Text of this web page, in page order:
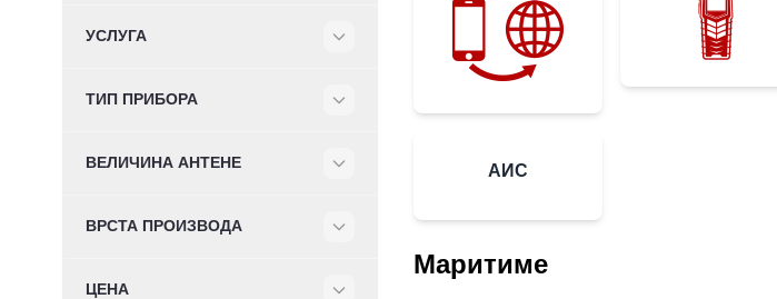
УСЛУГА
ТИП ПРИБОРА
ВЕЛИЧИНА АНТЕНЕ
ВРСТА ПРОИЗВОДА
ЦЕНА
АИС
Маритиме